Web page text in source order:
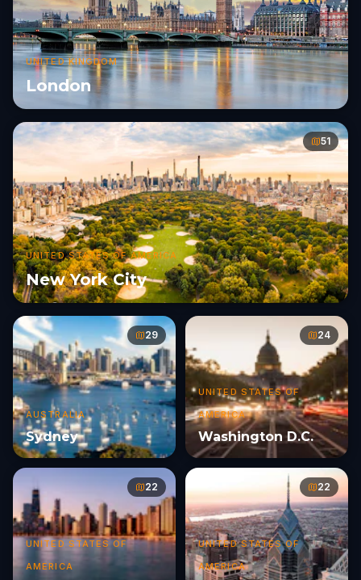
UNITED KINGDOM
London
51
UNITED STATES OF AMERICA
New York City
29
AUSTRALIA
Sydney
24
UNITED STATES OF
AMERICA
Washington D.C.
22
UNITED STATES OF
AMERICA
22
UNITED STATES OF
AMERICA